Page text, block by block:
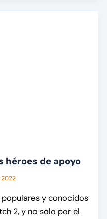
héroes de apoyo
y conocidos
2, y no solo por el